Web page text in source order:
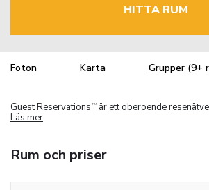
HITTA RUM
Foton Karta Grupper (9+
Guest Reservations TM
är ett oberoende
Läs mer
Rum och priser